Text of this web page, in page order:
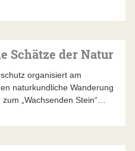
Schätze der Natur
organisiert am
naturkundliche Wanderung
„Wachsenden Stein“…